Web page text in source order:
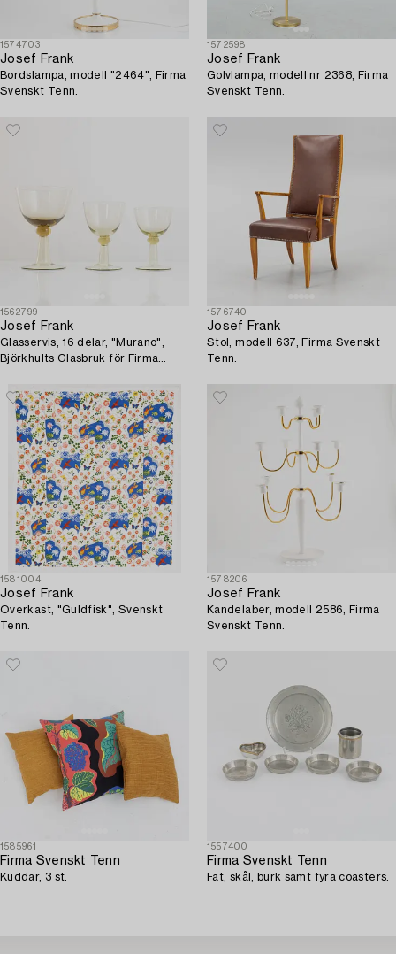
1574703
Josef Frank
Bordslampa, modell "2464", Firma
Svenskt Tenn.
1572598
Josef Frank
Golvlampa, modell nr 2368, Firma
Svenskt Tenn.
1562799
Josef Frank
Glasservis, 16 delar, "Murano",
Björkhults Glasbruk för Firma
1576740
Josef Frank
Stol, modell 637, Firma Svenskt
Tenn.
1581004
Josef Frank
Överkast, "Guldfisk", Svenskt
Tenn.
1578206
Josef Frank
Kandelaber, modell 2586, Firma
Svenskt Tenn.
1585961
Firma Svenskt Tenn
Kuddar, 3 st.
1557400
Firma Svenskt Tenn
Fat, skål, burk samt fyra coasters.